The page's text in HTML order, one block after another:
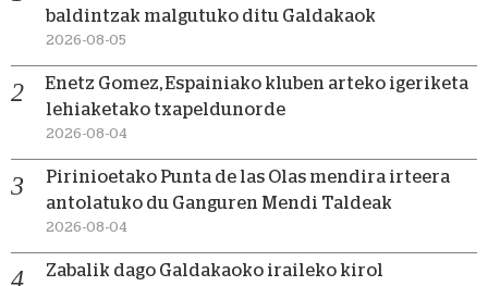
baldintzak malgutuko ditu Galdakaok
2026-08-05
Enetz Gomez, Espainiako kluben arteko igeriketa
lehiaketako txapeldunorde
2026-08-04
Pirinioetako Punta de las Olas mendira irteera
antolatuko du Ganguren Mendi Taldeak
2026-08-04
Zabalik dago Galdakaoko iraileko kirol